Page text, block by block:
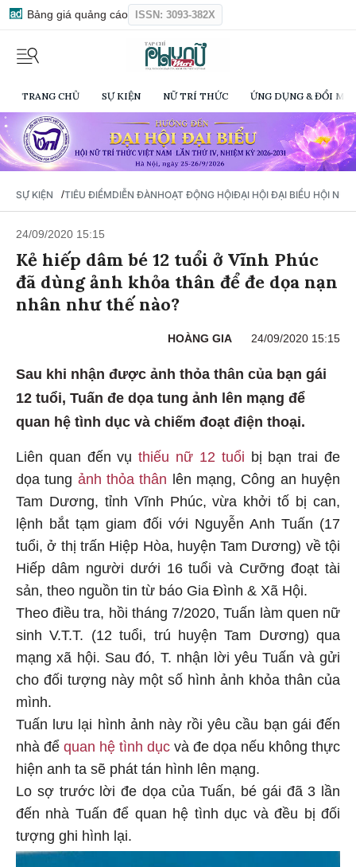
Bảng giá quảng cáo ISSN: 3093-382X
TRANG CHỦ SỰ KIỆN NỮ TRÍ THỨC ỨNG DỤNG & ĐỔI
SỰ KIỆN /TIÊU ĐIỂMDIỄN ĐÀNHOẠT ĐỘNG HỘIĐẠI HỘI ĐẠI BIỂU HỘI NỮ
24/09/2020 15:15
Kẻ hiếp dâm bé 12 tuổi ở Vĩnh Phúc
đã dùng ảnh khỏa thân để đe dọa nạn
nhân như thế nào?
HOÀNG GIA 24/09/2020 15:15
Sau khi nhận được ảnh thỏa thân của bạn gái
12 tuổi, Tuấn đe dọa tung ảnh lên mạng để
quan hệ tình dục và chiếm đoạt điện thoại.
Liên quan đến vụthiếu nữ 12 tuổi bị bạn trai đe
dọa tung ảnh thỏa thân lên mạng, Công an huyện
Tam Dương, tỉnh Vĩnh Phúc, vừa khởi tố bị can,
lệnh bắt tạm giam đối với Nguyễn Anh Tuấn (17
tuổi, ở thị trấn Hiệp Hòa, huyện Tam Dương) về tội
Hiếp dâm người dưới 16 tuổi và Cưỡng đoạt tài
sản, theo nguồn tin từ báo Gia Đình & Xã Hội.
Theo điều tra, hồi tháng 7/2020, Tuấn làm quen nữ
sinh V.T.T. (12 tuổi, trú huyện Tam Dương) qua
mạng xã hội. Sau đó, T. nhận lời yêu Tuấn và gửi
cho đối tượng này một số hình ảnh khỏa thân của
mình.
Tuấn lưu lại hình ảnh này rồi yêu cầu bạn gái đến
nhà để quan hệ tình dục và đe dọa nếu không thực
hiện anh ta sẽ phát tán hình lên mạng.
Lo sợ trước lời đe dọa của Tuấn, bé gái đã 3 lần
đến nhà Tuấn để quan hệ tình dục và đều bị đối
tượng ghi hình lại.